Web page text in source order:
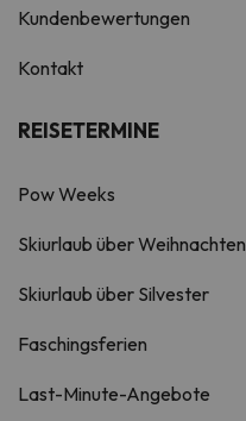
Kundenbewertungen
Kontakt
REISETERMINE
Pow Weeks
Skiurlaub über Weihnachten
Skiurlaub über Silvester
Faschingsferien
Last-Minute-Angebote